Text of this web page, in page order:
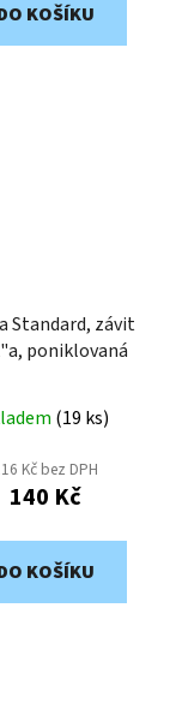
KOŠÍKU
Standard, závit
poniklovaná
(19 ks)
Kč bez DPH
140 Kč
KOŠÍKU